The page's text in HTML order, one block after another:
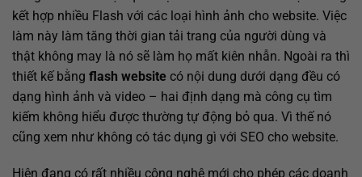
kết hợp nhiều Flash với các loại hình ảnh cho website. Việc
làm này làm tăng thời gian tải trang của người dùng và
thật không may là nó sẽ làm họ mất kiên nhẫn. Ngoài ra thì
thiết kế bằng flash website có nội dung dưới dạng đều có
dạng hình ảnh và video – hai định dạng mà công cụ tìm
kiếm không hiểu được thường tự động bỏ qua. Vì thế nó
cũng xem như không có tác dụng gì với SEO cho website.
Hiện đang có rất nhiều công nghệ mới cho phép các doanh